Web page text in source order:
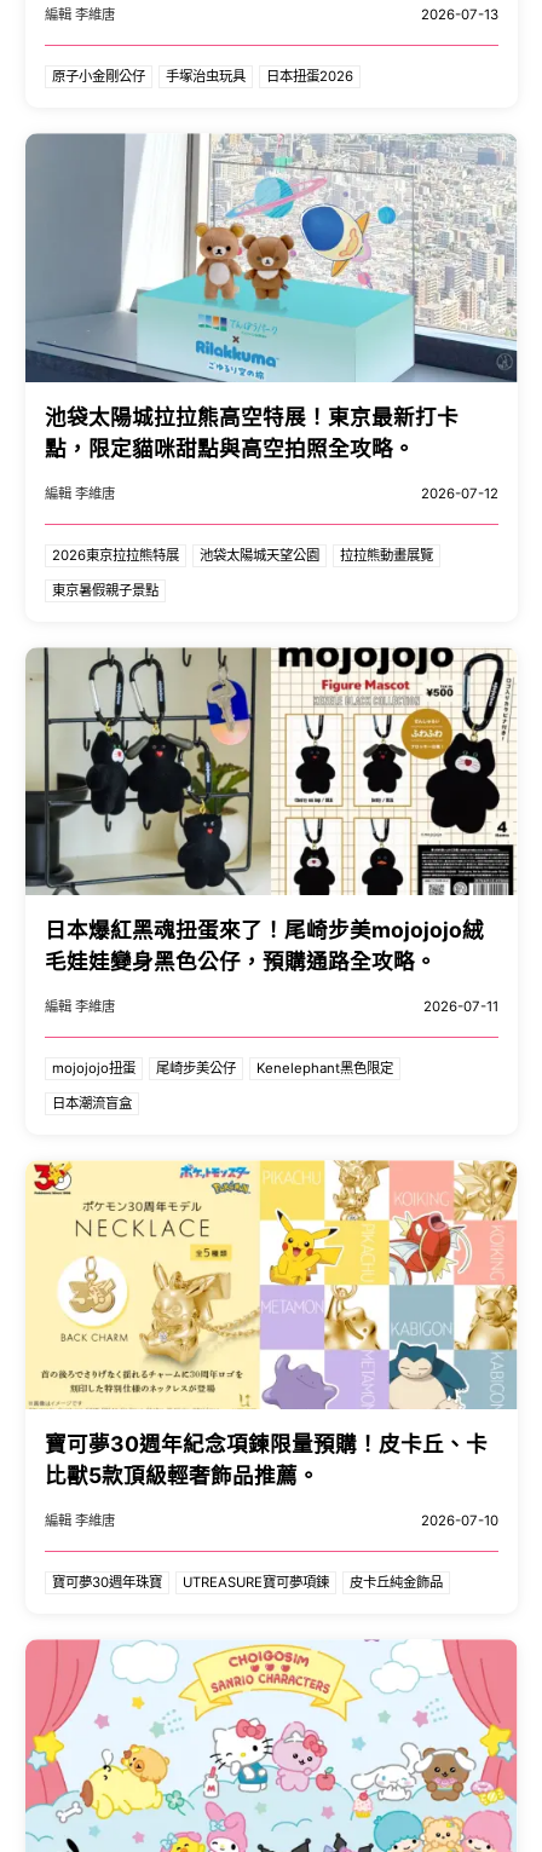
編輯 李維唐 2026-07-13
原子小金剛公仔 手塚治虫玩具 日本扭蛋2026
池袋太陽城拉拉熊高空特展！東京最新打卡
點，限定貓咪甜點與高空拍照全攻略。
編輯 李維唐 2026-07-12
2026東京拉拉熊特展 池袋太陽城天望公園 拉拉熊動畫展覽
東京暑假親子景點
日本爆紅黑魂扭蛋來了！尾崎步美mojojojo絨
毛娃娃變身黑色公仔，預購通路全攻略。
編輯 李維唐 2026-07-11
mojojojo扭蛋 尾崎步美公仔 Kenelephant黑色限定
日本潮流盲盒
寶可夢30週年紀念項鍊限量預購！皮卡丘、卡
比獸5款頂級輕奢飾品推薦。
編輯 李維唐 2026-07-10
寶可夢30週年珠寶 UTREASURE寶可夢項鍊 皮卡丘純金飾品